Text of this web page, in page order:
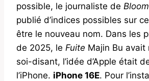
possible, le journaliste de
publié d’indices possibles sur
être le nouveau nom. Dans les
de 2025, le Fuite Majin Bu avait
soi-disant, l’idée d’Apple était
l’iPhone. iPhone 16E. Pour